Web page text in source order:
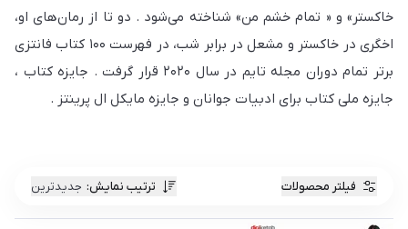
خاکستر» و « تمام خشم من» شناخته می‌شود . دو تا از رمان‌های او،
اخگری در خاکستر و مشعل در برابر شب، در فهرست ۱۰۰ کتاب فانتزی
برتر تمام دوران مجله تایم در سال ۲۰۲۰ قرار گرفت . جایزه کتاب ،
جایزه ملی کتاب برای ادبیات جوانان و جایزه مایکل ال پرینتز .
فیلتر محصولات ترتیب نمایش: جدیدترین